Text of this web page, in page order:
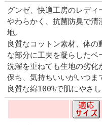
グンゼ、快適工房のレディ
やわらかく、抗菌防臭で
地。
良質なコットン素材、体
な部分に工夫を凝らしたベ
洗濯を重ねても生地の劣化
保ち、気持ちいいがいつま
良質な綿100%で肌にやさ